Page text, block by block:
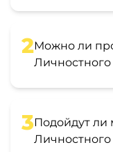
2Можно ли
3Подойдут ли
Личностного